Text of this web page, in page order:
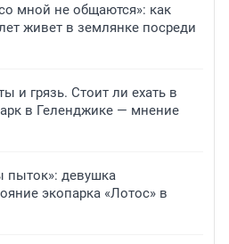
мной не общаются»: как
живет в землянке посреди
и грязь. Стоит ли ехать в
в Геленджике — мнение
пыток»: девушка
экопарка «Лотос» в